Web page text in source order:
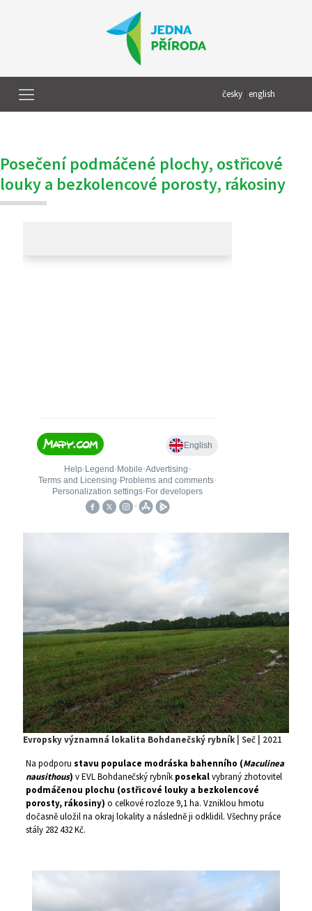
česky english
Posečení podmáčené plochy, ostřicové
louky a bezkolencové porosty, rákosiny
Evropsky významná lokalita Bohdanečský rybník | Seč | 2021
Na podporu stavu populace modráska bahenního (Maculinea
nausithous) v EVL Bohdanečský rybník posekalvybraný zhotovitel
podmáčenou plochu (ostřicové louky a bezkolencové
porosty, rákosiny) o celkové rozloze 9,1 ha. Vzniklou hmotu
dočasně uložil na okraj lokality a následně ji odklidil. Všechny práce
stály 282 432 Kč.